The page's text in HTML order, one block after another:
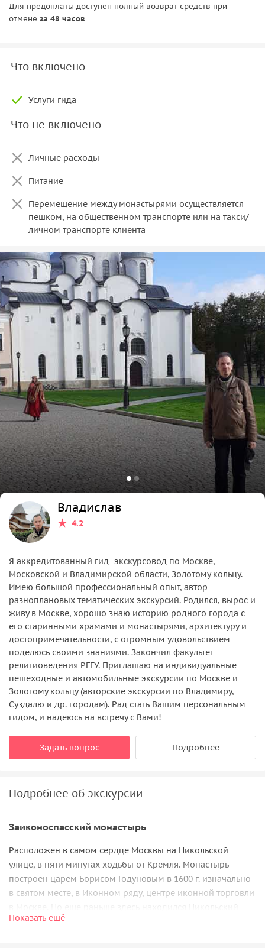
Для предоплаты доступен полный возврат средств при
отмене за 48 часов
Что включено
Услуги гида
Что не включено
Личные расходы
Питание
Перемещение между монастырями осуществляется
пешком, на общественном транспорте или на такси/
личном транспорте клиента
Владислав
4.2
Я аккредитованный гид- экскурсовод по Москве,
Московской и Владимирской области, Золотому кольцу.
Имею большой профессиональный опыт, автор
разноплановых тематических экскурсий. Родился, вырос и
живу в Москве, хорошо знаю историю родного города с
его старинными храмами и монастырями, архитектуру и
достопримечательности, с огромным удовольствием
поделюсь своими знаниями. Закончил факультет
религиоведения РГГУ. Приглашаю на индивидуальные
пешеходные и автомобильные экскурсии по Москве и
Золотому кольцу (авторские экскурсии по Владимиру,
Суздалю и др. городам). Рад стать Вашим персональным
гидом, и надеюсь на встречу с Вами!
Задать вопрос Подробнее
Подробнее об экскурсии
Заиконоспасский монастырь
Расположен в самом сердце Москвы на Никольской
улице, в пяти минутах ходьбы от Кремля. Монастырь
построен царем Борисом Годуновым в 1600 г. изначально
в святом месте, в Иконном ряду, центре иконной торговли
монастырь, известный с XIV в. Дальнейшая история
Показать ещё